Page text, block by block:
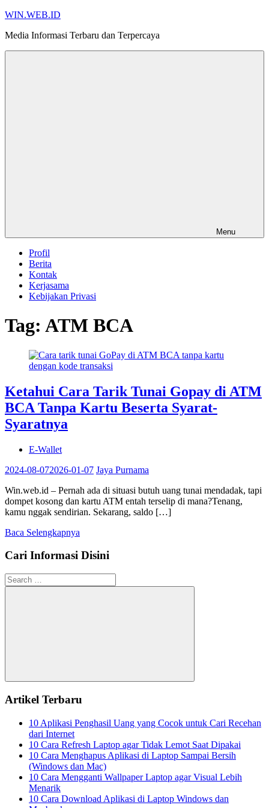
Skip
content
WIN.WEB.ID
Media Informasi Terbaru dan Terpercaya
Menu
Profil
Berita
Kontak
Kerjasama
Kebijakan Privasi
Tag: ATM BCA
Ketahui Cara Tarik Tunai Gopay di ATM
BCA Tanpa Kartu Beserta Syarat-
Syaratnya
E-Wallet
2024-08-072026-01-07 Jaya Purnama
Win.web.id – Pernah ada di situasi butuh uang tunai mendadak, tapi
dompet kosong dan kartu ATM entah terselip di mana?Tenang,
kamu nggak sendirian. Sekarang, saldo […]
Baca Selengkapnya
Cari Informasi Disini
Search
for:
Search
Artikel Terbaru
10 Aplikasi Penghasil Uang yang Cocok untuk Cari Recehan
dari Internet
10 Cara Refresh Laptop agar Tidak Lemot Saat Dipakai
10 Cara Menghapus Aplikasi di Laptop Sampai Bersih
(Windows dan Mac)
10 Cara Mengganti Wallpaper Laptop agar Visual Lebih
Menarik
10 Cara Download Aplikasi di Laptop Windows dan